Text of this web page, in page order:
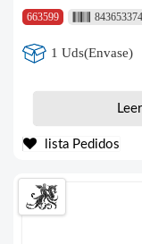
663599
1 Uds(Envase)
lista Pedidos